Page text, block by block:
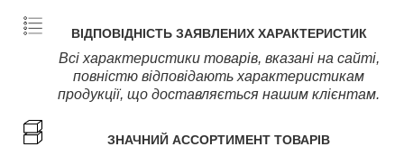
ВІДПОВІДНІСТЬ ЗАЯВЛЕНИХ ХАРАКТЕРИСТИК
Всі характеристики товарів, вказані на сайті,
повністю відповідають характеристикам
продукції, що доставляється нашим клієнтам.
ЗНАЧНИЙ АССОРТИМЕНТ ТОВАРІВ